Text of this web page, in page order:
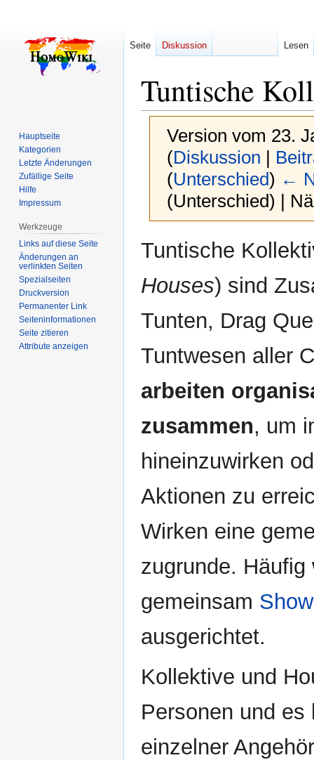
Tuntische
Version vom 23.
(Diskussion |
(Unterschied) ←
(Unterschied) |
Navigation
Suche
Tuntische
Houses) sind
Tunten, Drag
Tuntwesen aller
arbeiten
zusammen, um
hineinzuwirken
Aktionen zu
Wirken eine
zugrunde.
gemeinsam
ausgerichtet.
Kollektive und
Personen und es
einzelner
Seite Diskussion Lesen
Hauptseite
Kategorien
Letzte Änderungen
Zufällige Seite
Hilfe
Impressum
Werkzeuge
Links auf diese Seite
Änderungen an
verlinkten Seiten
Spezialseiten
Druckversion
Permanenter Link
Seiten­­informationen
Seite zitieren
Attribute anzeigen